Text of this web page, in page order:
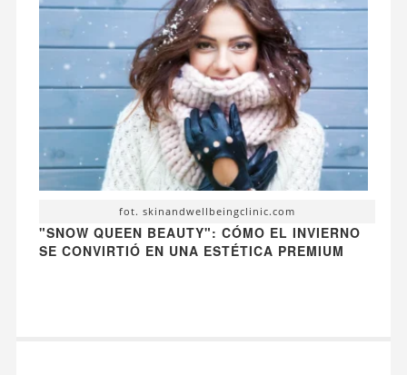
fot. skinandwellbeingclinic.com
"SNOW QUEEN BEAUTY": CÓMO EL INVIERNO
SE CONVIRTIÓ EN UNA ESTÉTICA PREMIUM